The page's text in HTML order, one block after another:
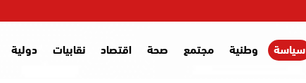
سياسة وطنية مجتمع صحة اقتصاد نقابيات دولية